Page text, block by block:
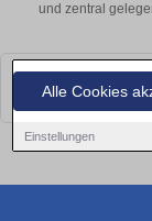
Alle Cookies
Einstellungen
und zentral
Leider konnten wir
bald wieder vorbei!